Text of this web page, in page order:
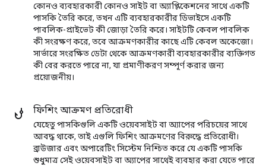
কোনও ব্যবহারকারী কোনও সাইট বা অ্যাপ্লিকেশনের সাথে একটি
পাসকি তৈরি করে, তখন এটি ব্যবহারকারীর ডিভাইসে একটি
পাবলিক-প্রাইভেট কী জোড়া তৈরি করে। সাইটটি কেবল পাবলিক
কী সংরক্ষণ করে, তবে আক্রমণকারীর কাছে এটি কেবল অকেজো।
সার্ভারে সংরক্ষিত ডেটা থেকে আক্রমণকারী ব্যবহারকারীর ব্যক্তিগত
কী বের করতে পারে না, যা প্রমাণীকরণ সম্পূর্ণ করার জন্য
প্রয়োজনীয়।
ফিশিং আক্রমণ প্রতিরোধী
যেহেতু পাসকিগুলি একটি ওয়েবসাইট বা অ্যাপের পরিচয়ের সাথে
আবদ্ধ থাকে, তাই এগুলি ফিশিং আক্রমণের বিরুদ্ধে প্রতিরোধী।
ব্রাউজার এবং অপারেটিং সিস্টেম নিশ্চিত করে যে একটি পাসকি
শুধুমাত্র সেই ওয়েবসাইট বা অ্যাপের সাথেই ব্যবহার করা যেতে পারে